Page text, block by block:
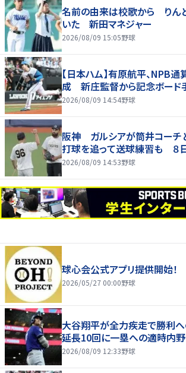
名前の由来は校歌から りん
いた 新田マネジャー
2026/08/09 15:05野球
【日本ハム】有原航平、NPB
成 新庄監督から記念ボード
2026/08/09 14:54野球
阪神 ガルシアが筒井コーチ
打球を追って送球練習も ８
2026/08/09 14:53野球
球心会公式アプリ提供開始！
2026/05/27 00:00野球
大谷翔平が全力疾走で勝利へ
延長10回に一塁への適時内
2026/08/09 12:33野球